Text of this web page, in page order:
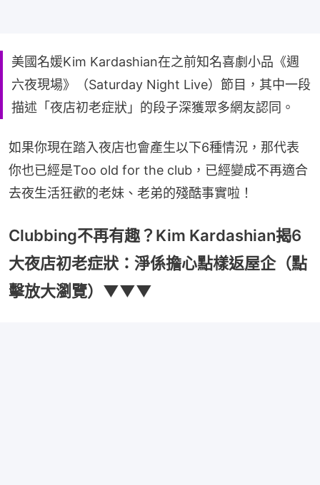
美國名媛Kim Kardashian在之前知名喜劇小品《週
六夜現場》（Saturday Night Live）節目，其中一段
描述「夜店初老症狀」的段子深獲眾多網友認同。
如果你現在踏入夜店也會產生以下6種情況，那代表
你也已經是Too old for the club，已經變成不再適合
去夜生活狂歡的老妹、老弟的殘酷事實啦！
Clubbing不再有趣？Kim Kardashian揭6
大夜店初老症狀：淨係擔心點樣返屋企（點
擊放大瀏覽）▼▼▼